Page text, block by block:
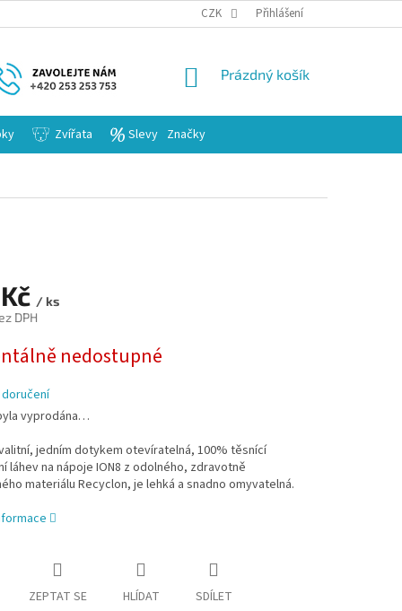
CZK Přihlášení
NÁKUPNÍ
Prázdný košík
Zvířata Slevy Značky
/ ks
DPH
nedostupné
vyprodána…
jedním dotykem otevíratelná, 100% těsnící
láhev na nápoje ION8 z odolného, zdravotně
materiálu Recyclon, je lehká a snadno omyvatelná.
ZEPTAT SE HLÍDAT SDÍLET